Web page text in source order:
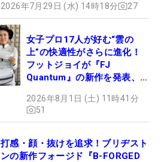
2026年7月29日 (水) 14時18分 27
女子プロ17人が好む“雲の
上”の快適性がさらに進化！
フットジョイが『FJ
Quantum』の新作を発表、8
2026年8月1日 (土) 11時41分
51
打感・顔・抜けを追求！ブリヂスト
ンの新作フォージド『B-FORGED